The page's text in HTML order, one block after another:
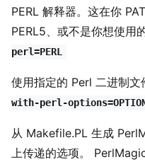
PERL 解释器。这在你
PERL5、或不是你想使用
perl=PERL
使用指定的 Perl 二进制
with-perl-
从 Makefile.PL 生成
上传递的选项。